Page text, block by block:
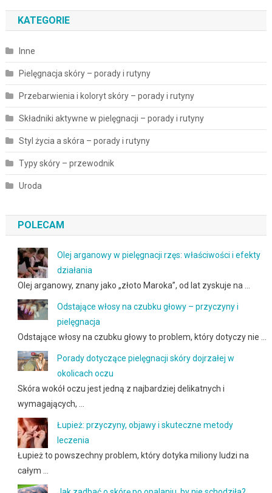
KATEGORIE
Inne
Pielęgnacja skóry – porady i rutyny
Przebarwienia i koloryt skóry – porady i rutyny
Składniki aktywne w pielęgnacji – porady i rutyny
Styl życia a skóra – porady i rutyny
Typy skóry – przewodnik
Uroda
POLECAM
Olej arganowy w pielęgnacji rzęs: właściwości i efekty
działania
Olej arganowy, znany jako „złoto Maroka”, od lat zyskuje na …
Odstające włosy na czubku głowy – przyczyny i
pielęgnacja
Odstające włosy na czubku głowy to problem, który dotyczy nie …
Porady dotyczące pielęgnacji skóry dojrzałej w
okolicach oczu
Skóra wokół oczu jest jedną z najbardziej delikatnych i
wymagających, …
Łupież: przyczyny, objawy i skuteczne metody
leczenia
Łupież to powszechny problem, który dotyka miliony ludzi na
całym …